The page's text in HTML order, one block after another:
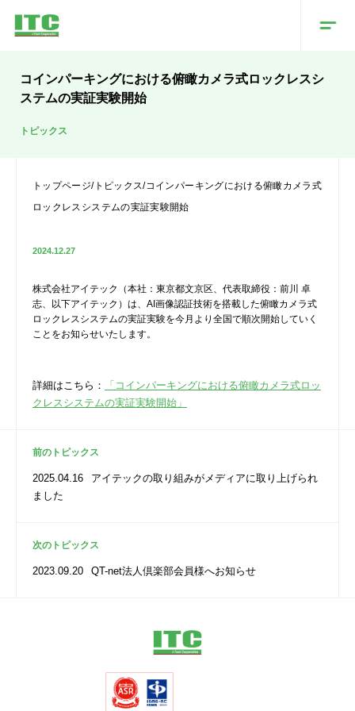
コインパーキングにおける俯瞰カメラ式ロックレスシ
ステムの実証実験開始
トピックス
トップページ/トピックス/コインパーキングにおける俯瞰カメラ式
ロックレスシステムの実証実験開始
2024.12.27
株式会社アイテック（本社：東京都文京区、代表取締役：前川 卓
志、以下アイテック）は、AI画像認証技術を搭載した俯瞰カメラ式
ロックレスシステムの実証実験を今月より全国で順次開始していく
ことをお知らせいたします。
詳細はこちら：
「コインパーキングにおける俯瞰カメラ式ロッ
クレスシステムの実証実験開始」
前のトピックス
2025.04.16
アイテックの取り組みがメディアに取り上げられ
ました
次のトピックス
2023.09.20 QT-net法人倶楽部会員様へお知らせ